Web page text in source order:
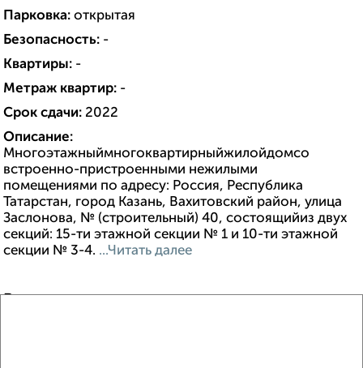
Парковка: открытая
Безопасность: -
Квартиры: -
Метраж квартир: -
Срок сдачи: 2022
Описание:
Многоэтажныймногоквартирныйжилойдомсо
встроенно-пристроенными нежилыми
помещениями по адресу: Россия, Республика
Татарстан, город Казань, Вахитовский район, улица
Заслонова, № (строительный) 40, состоящийиз двух
секций: 15-ти этажной секции № 1 и 10-ти этажной
секции № 3-4. ...Читать далее